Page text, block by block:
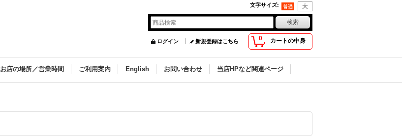
文字サイズ:
0 カートの中身
ログイン 新規登録はこちら
お店の場所／営業時間 ご利用案内 English お問い合わせ 当店HPなど関連ページ